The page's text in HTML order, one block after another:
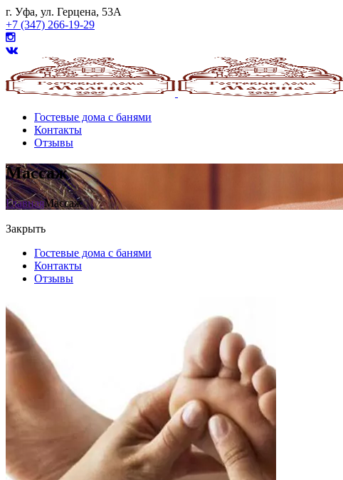
г. Уфа, ул. Герцена, 53А
+7 (347) 266-19-29
Гостевые дома с банями
Контакты
Отзывы
Массаж
ГлавнаяМассаж
Закрыть
Гостевые дома с банями
Контакты
Отзывы